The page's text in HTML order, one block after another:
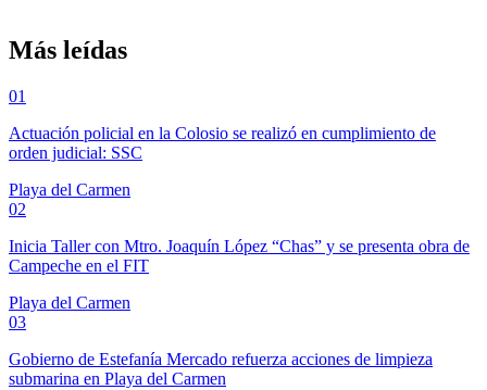
Más leídas
01
Actuación policial en la Colosio se realizó en cumplimiento de
orden judicial: SSC
Playa del Carmen
02
Inicia Taller con Mtro. Joaquín López “Chas” y se presenta obra de
Campeche en el FIT
Playa del Carmen
03
Gobierno de Estefanía Mercado refuerza acciones de limpieza
submarina en Playa del Carmen